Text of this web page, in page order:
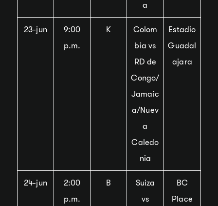
a
23-jun
9:00
p.m.
K
Colom
bia vs
RD de
Congo/
Jamaic
a/Nuev
a
Caledo
nia
Estadio
Guadal
ajara
24-jun
2:00
p.m.
B
Suiza
vs
BC
Place